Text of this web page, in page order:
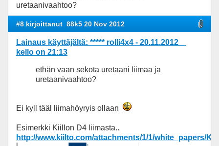
uretaanivaahtoo?
#8 kirjoittanut 88k5 20 Nov 2012
Lainaus käyttäjältä: ***** rolli4x4 - 20.11.2012
kello on 21:13
ethän vaan sekota uretaani liimaa ja
uretaanivaahtoo?
Ei kyll tääl liimahöyryis ollaan
Esimerkki Kiillon D4 liimasta..
http://www.kiilto.com/attachments/1/1/white_papers/